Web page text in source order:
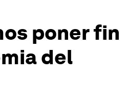
poner fin
del